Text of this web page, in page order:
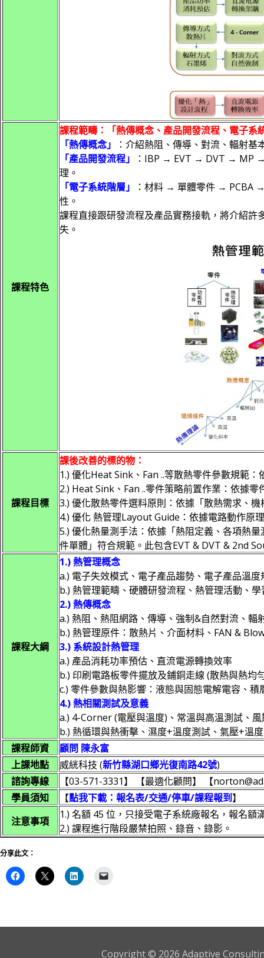
課程特色
課程範疇：「熱傳概念、產品開發流程、電子系
「熱傳概念」
：介紹熱阻、傳導、對流、輻射
「產品開發流程」
：IBP → EVT → DVT → MP →
理。
「電子系統階層」
：材料 → 單體零件 → PCBA
性。
課程直接跟研發流程及產品實務接軌，將介紹
失。
課程目標
課後改善的標的物：
1.) 優化Heat Sink、Fan ..等散熱零件參數規範
2.) Heat Sink、Fan ..零件策略前置作業：依據
3.) 優化散熱零件選料原則：依據「散熱需求、
4.) 優化 熱管理Layout Guide：依據電路動作原
5.) 優化熱量測手法： 依據「熱阻定義、各項熱
件單體」符合規範。此包含EVT & DVT & 2nd
課程大綱
1.) 熱管理概念
a.) 電子失效模式、電子產品趨勢、電子產品溫度
b.) 熱管理範疇、硬體研發流程、熱管理活動、學
2.) 熱傳概念
a.) 熱阻、熱阻網路、傳導、強制&自然對流、輻
b.) 熱管理原件：散熱片、介面材料、FAN &
3.) 系統設計熱管理
a.) 產品消耗功率預估、直流電源轉換效率
b.) 印刷電路板零件擺放及鋪銅走線 (散熱與熱均
c.) 零件參數與熱影響：液態與固態電解電容、
4.) 熱相關測試及意義
a.) 4-Corner (電壓與溫度)、常溫與高溫測試、
b.) 熱循環與熱衝擊、濕度+溫度測試、氣壓+溫
課程師資
顧問 陳永富
上課地點
威絖科技 (新竹縣湖口鄉光復南路42號)
諮詢專線
【03-571-3331】 【最適化顧問】 【
學員須知
【點我下載：報名表/交通/停車/課程報到】
注意事項
1.) 名額 45 位，只接受電子系統廠報名，報名額
2.) 課程進行階段嚴禁拍照、錄音、錄影。
分享此文：
Copyright © 2026 Adaptive